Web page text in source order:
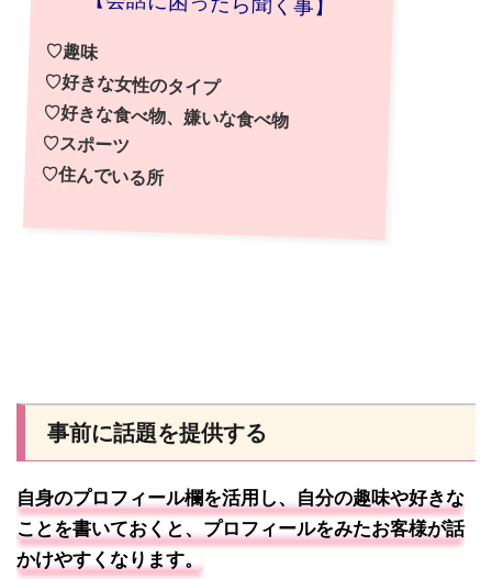
♡趣味
♡好きな女性のタイプ
♡好きな食べ物、嫌いな食べ物
♡スポーツ
♡住んでいる所
事前に話題を提供する
自身のプロフィール欄を活用し、自分の趣味や好きな
ことを書いておくと、プロフィールをみたお客様が話
かけやすくなります。